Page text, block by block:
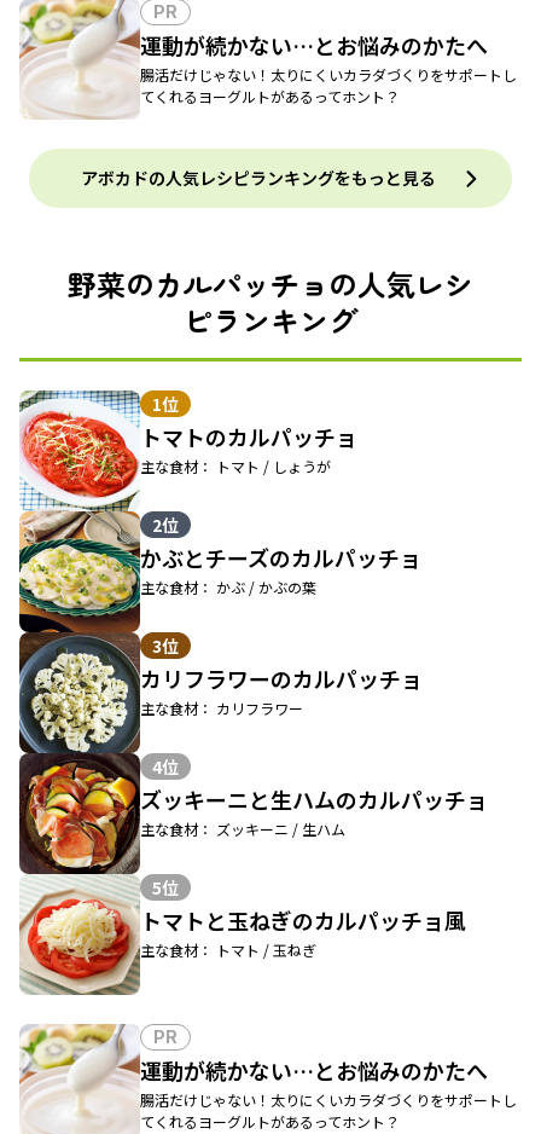
PR
運動が続かない…とお悩みのかたへ
腸活だけじゃない！太りにくいカラダづくりをサポートし
てくれるヨーグルトがあるってホント？
アボカドの人気レシピランキングをもっと見る
野菜のカルパッチョの人気レシ
ピランキング
1位
トマトのカルパッチョ
主な食材： トマト / しょうが
2位
かぶとチーズのカルパッチョ
主な食材： かぶ / かぶの葉
3位
カリフラワーのカルパッチョ
主な食材： カリフラワー
4位
ズッキーニと生ハムのカルパッチョ
主な食材： ズッキーニ / 生ハム
5位
トマトと玉ねぎのカルパッチョ風
主な食材： トマト / 玉ねぎ
PR
運動が続かない…とお悩みのかたへ
腸活だけじゃない！太りにくいカラダづくりをサポートし
てくれるヨーグルトがあるってホント？